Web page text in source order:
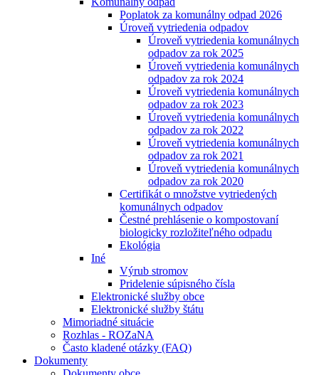
Poplatok za komunálny odpad 2026
Úroveň vytriedenia odpadov
Úroveň vytriedenia komunálnych
odpadov za rok 2025
Úroveň vytriedenia komunálnych
odpadov za rok 2024
Úroveň vytriedenia komunálnych
odpadov za rok 2023
Úroveň vytriedenia komunálnych
odpadov za rok 2022
Úroveň vytriedenia komunálnych
odpadov za rok 2021
Úroveň vytriedenia komunálnych
odpadov za rok 2020
Certifikát o množstve vytriedených
komunálnych odpadov
Čestné prehlásenie o kompostovaní
biologicky rozložiteľného odpadu
Ekológia
Iné
Výrub stromov
Pridelenie súpisného čísla
Elektronické služby obce
Elektronické služby štátu
Mimoriadné situácie
Rozhlas - ROZaNA
Často kladené otázky (FAQ)
Dokumenty